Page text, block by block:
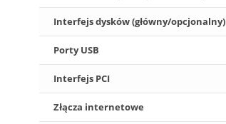
Interfejs dysków (główny/opcjonalny)
Porty USB
Interfejs PCI
Złącza internetowe